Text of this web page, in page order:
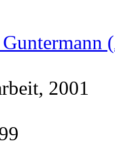
Guntermann
2001